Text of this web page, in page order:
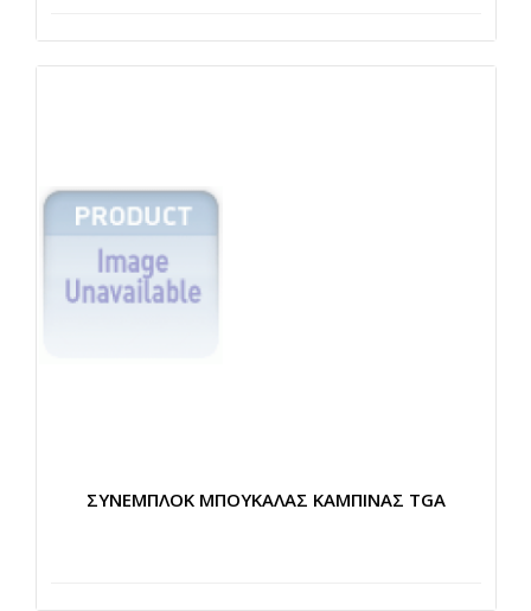
ΣΥΝΕΜΠΛΟΚ ΜΠΟΥΚΑΛΑΣ ΚΑΜΠΙΝΑΣ TGA